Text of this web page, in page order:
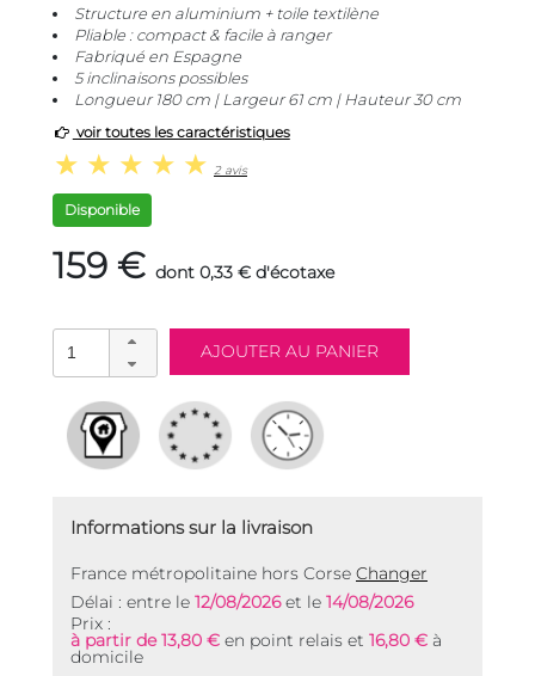
Structure en aluminium + toile textilène
Pliable : compact & facile à ranger
Fabriqué en Espagne
5 inclinaisons possibles
Longueur 180 cm | Largeur 61 cm | Hauteur 30 cm
voir toutes les caractéristiques
2 avis
Disponible
159 € dont 0,33 € d'écotaxe
Informations sur la livraison
France métropolitaine hors Corse Changer
Délai : entre le 12/08/2026et le 14/08/2026
Prix :
à partir de 13,80 € en point relais et 16,80 € à
domicile